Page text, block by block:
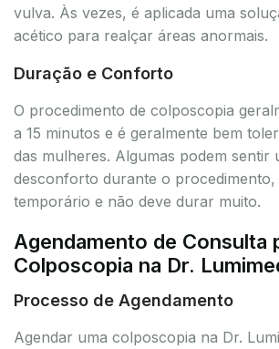
vulva. Às vezes, é aplicada uma
acético para realçar áreas anormais.
Duração e Conforto
O procedimento de colposcopia
a 15 minutos e é geralmente bem
das mulheres. Algumas podem sentir
desconforto durante o procedimento,
temporário e não deve durar muito.
Agendamento de Consulta
Colposcopia na Dr.
Processo de Agendamento
Agendar uma colposcopia na Dr.